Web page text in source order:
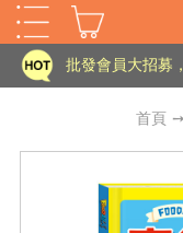
批發會員大招募
海外購物免煩惱
首頁 ➙